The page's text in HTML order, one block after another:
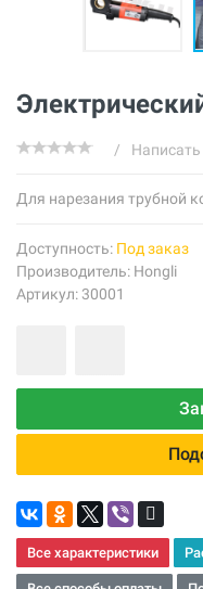
/
Для нарезания трубной
Доступность: Под заказ
Производитель: Hongli
Артикул: 30001
Все характеристики